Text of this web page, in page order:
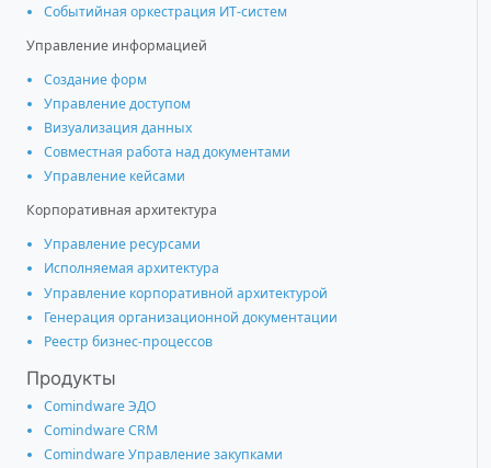
Событийная оркестрация ИТ-систем
Управление информацией
Создание форм
Управление доступом
Визуализация данных
Совместная работа над документами
Управление кейсами
Корпоративная архитектура
Управление ресурсами
Исполняемая архитектура
Управление корпоративной архитектурой
Генерация организационной документации
Реестр бизнес-процессов
Продукты
Comindware ЭДО
Comindware CRM
Comindware Управление закупками